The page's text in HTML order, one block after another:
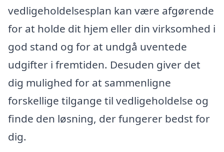
vedligeholdelsesplan kan være afgørende
for at holde dit hjem eller din virksomhed i
god stand og for at undgå uventede
udgifter i fremtiden. Desuden giver det
dig mulighed for at sammenligne
forskellige tilgange til vedligeholdelse og
finde den løsning, der fungerer bedst for
dig.